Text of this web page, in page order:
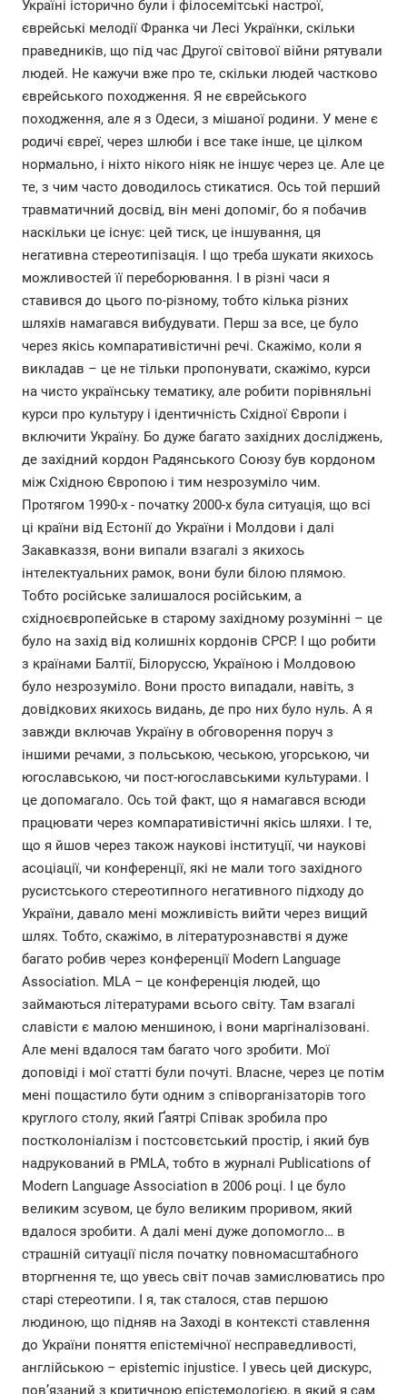
Україні історично були і філосемітські настрої,
єврейські мелодії Франка чи Лесі Українки, скільки
праведників, що під час Другої світової війни рятували
людей. Не кажучи вже про те, скільки людей частково
єврейського походження. Я не єврейського
походження, але я з Одеси, з мішаної родини. У мене є
родичі євреї, через шлюби і все таке інше, це цілком
нормально, і ніхто нікого ніяк не іншує через це. Але це
те, з чим часто доводилось стикатися. Ось той перший
травматичний досвід, він мені допоміг, бо я побачив
наскільки це існує: цей тиск, це іншування, ця
негативна стереотипізація. І що треба шукати якихось
можливостей її переборювання. І в різні часи я
ставився до цього по-різному, тобто кілька різних
шляхів намагався вибудувати. Перш за все, це було
через якісь компаративістичні речі. Скажімо, коли я
викладав – це не тільки пропонувати, скажімо, курси
на чисто українську тематику, але робити порівняльні
курси про культуру і ідентичність Східної Європи і
включити Україну. Бо дуже багато західних досліджень,
де західний кордон Радянського Союзу був кордоном
між Східною Європою і тим незрозуміло чим.
Протягом 1990-х - початку 2000-х була ситуація, що всі
ці країни від Естонії до України і Молдови і далі
Закавказзя, вони випали взагалі з якихось
інтелектуальних рамок, вони були білою плямою.
Тобто російське залишалося російським, а
східноєвропейське в старому західному розумінні – це
було на захід від колишніх кордонів СРСР. І що робити
з країнами Балтії, Білоруссю, Україною і Молдовою
було незрозуміло. Вони просто випадали, навіть, з
довідкових якихось видань, де про них було нуль. А я
завжди включав Україну в обговорення поруч з
іншими речами, з польською, чеською, угорською, чи
югославською, чи пост-югославськими культурами. І
це допомагало. Ось той факт, що я намагався всюди
працювати через компаративістичні якісь шляхи. І те,
що я йшов через також наукові інституції, чи наукові
асоціації, чи конференції, які не мали того західного
русистського стереотипного негативного підходу до
України, давало мені можливість вийти через вищий
шлях. Тобто, скажімо, в літературознавстві я дуже
багато робив через конференції Modern Language
Association. MLA – це конференція людей, що
займаються літературами всього світу. Там взагалі
славісти є малою меншиною, і вони маргіналізовані.
Але мені вдалося там багато чого зробити. Мої
доповіді і мої статті були почуті. Власне, через це потім
мені пощастило бути одним з співорганізаторів того
круглого столу, який Ґаятрі Співак зробила про
постколоніалізм і постсовєтський простір, і який був
надрукований в PMLA, тобто в журналі Publications of
Modern Language Association в 2006 році. І це було
великим зсувом, це було великим проривом, який
вдалося зробити. А далі мені дуже допомогло… в
страшній ситуації після початку повномасштабного
вторгнення те, що увесь світ почав замислюватись про
старі стереотипи. І я, так сталося, став першою
людиною, що підняв на Заході в контексті ставлення
до України поняття епістемічної несправедливості,
англійською – epistemic injustice. І увесь цей дискурс,
пов’язаний з критичною епістемологією, в який я сам